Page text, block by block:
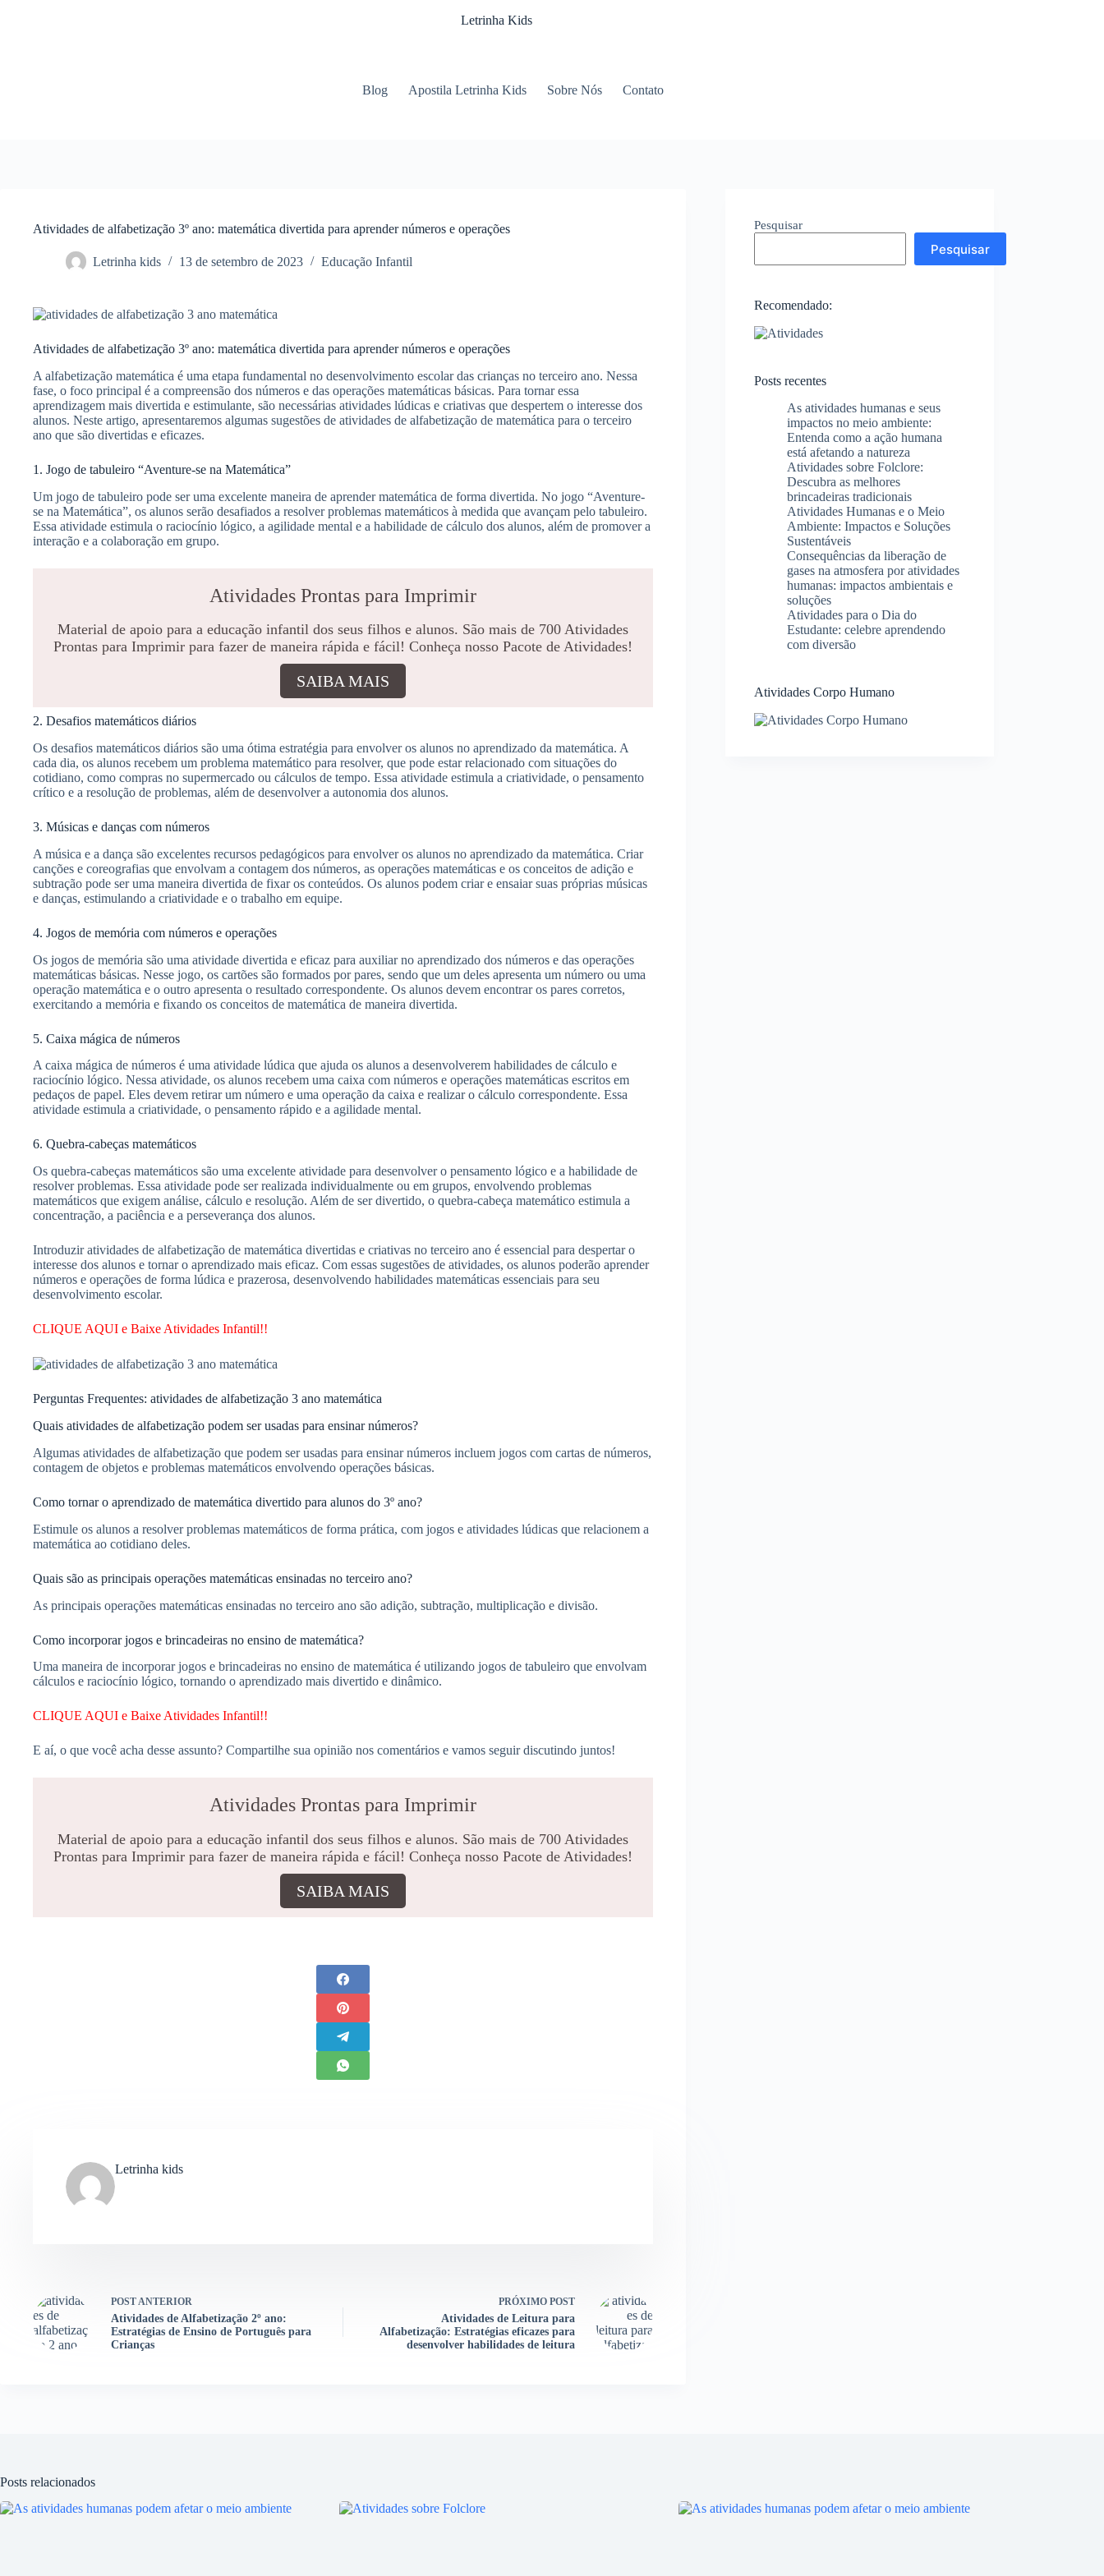
Letrinha Kids
Blog Apostila Letrinha Kids Sobre Nós Contato
Atividades de alfabetização 3º ano: matemática divertida para aprender números e operações
Letrinha kids 13 de setembro de 2023 Educação Infantil
Atividades de alfabetização 3º ano: matemática divertida para aprender números e operações
A alfabetização matemática é uma etapa fundamental no desenvolvimento escolar das crianças no terceiro ano. Nessa
fase, o foco principal é a compreensão dos números e das operações matemáticas básicas. Para tornar essa
aprendizagem mais divertida e estimulante, são necessárias atividades lúdicas e criativas que despertem o interesse dos
alunos. Neste artigo, apresentaremos algumas sugestões de atividades de alfabetização de matemática para o terceiro
ano que são divertidas e eficazes.
1. Jogo de tabuleiro “Aventure-se na Matemática”
Um jogo de tabuleiro pode ser uma excelente maneira de aprender matemática de forma divertida. No jogo “Aventure-
se na Matemática”, os alunos serão desafiados a resolver problemas matemáticos à medida que avançam pelo tabuleiro.
Essa atividade estimula o raciocínio lógico, a agilidade mental e a habilidade de cálculo dos alunos, além de promover a
interação e a colaboração em grupo.
Atividades Prontas para Imprimir
Material de apoio para a educação infantil dos seus filhos e alunos. São mais de 700 Atividades
Prontas para Imprimir para fazer de maneira rápida e fácil! Conheça nosso Pacote de Atividades!
SAIBA MAIS
2. Desafios matemáticos diários
Os desafios matemáticos diários são uma ótima estratégia para envolver os alunos no aprendizado da matemática. A
cada dia, os alunos recebem um problema matemático para resolver, que pode estar relacionado com situações do
cotidiano, como compras no supermercado ou cálculos de tempo. Essa atividade estimula a criatividade, o pensamento
crítico e a resolução de problemas, além de desenvolver a autonomia dos alunos.
3. Músicas e danças com números
A música e a dança são excelentes recursos pedagógicos para envolver os alunos no aprendizado da matemática. Criar
canções e coreografias que envolvam a contagem dos números, as operações matemáticas e os conceitos de adição e
subtração pode ser uma maneira divertida de fixar os conteúdos. Os alunos podem criar e ensaiar suas próprias músicas
e danças, estimulando a criatividade e o trabalho em equipe.
4. Jogos de memória com números e operações
Os jogos de memória são uma atividade divertida e eficaz para auxiliar no aprendizado dos números e das operações
matemáticas básicas. Nesse jogo, os cartões são formados por pares, sendo que um deles apresenta um número ou uma
operação matemática e o outro apresenta o resultado correspondente. Os alunos devem encontrar os pares corretos,
exercitando a memória e fixando os conceitos de matemática de maneira divertida.
5. Caixa mágica de números
A caixa mágica de números é uma atividade lúdica que ajuda os alunos a desenvolverem habilidades de cálculo e
raciocínio lógico. Nessa atividade, os alunos recebem uma caixa com números e operações matemáticas escritos em
pedaços de papel. Eles devem retirar um número e uma operação da caixa e realizar o cálculo correspondente. Essa
atividade estimula a criatividade, o pensamento rápido e a agilidade mental.
6. Quebra-cabeças matemáticos
Os quebra-cabeças matemáticos são uma excelente atividade para desenvolver o pensamento lógico e a habilidade de
resolver problemas. Essa atividade pode ser realizada individualmente ou em grupos, envolvendo problemas
matemáticos que exigem análise, cálculo e resolução. Além de ser divertido, o quebra-cabeça matemático estimula a
concentração, a paciência e a perseverança dos alunos.
Introduzir atividades de alfabetização de matemática divertidas e criativas no terceiro ano é essencial para despertar o
interesse dos alunos e tornar o aprendizado mais eficaz. Com essas sugestões de atividades, os alunos poderão aprender
números e operações de forma lúdica e prazerosa, desenvolvendo habilidades matemáticas essenciais para seu
desenvolvimento escolar.
CLIQUE AQUI e Baixe Atividades Infantil!!
Perguntas Frequentes: atividades de alfabetização 3 ano matemática
Quais atividades de alfabetização podem ser usadas para ensinar números?
Algumas atividades de alfabetização que podem ser usadas para ensinar números incluem jogos com cartas de números,
contagem de objetos e problemas matemáticos envolvendo operações básicas.
Como tornar o aprendizado de matemática divertido para alunos do 3º ano?
Estimule os alunos a resolver problemas matemáticos de forma prática, com jogos e atividades lúdicas que relacionem a
matemática ao cotidiano deles.
Quais são as principais operações matemáticas ensinadas no terceiro ano?
As principais operações matemáticas ensinadas no terceiro ano são adição, subtração, multiplicação e divisão.
Como incorporar jogos e brincadeiras no ensino de matemática?
Uma maneira de incorporar jogos e brincadeiras no ensino de matemática é utilizando jogos de tabuleiro que envolvam
cálculos e raciocínio lógico, tornando o aprendizado mais divertido e dinâmico.
CLIQUE AQUI e Baixe Atividades Infantil!!
E aí, o que você acha desse assunto? Compartilhe sua opinião nos comentários e vamos seguir discutindo juntos!
Atividades Prontas para Imprimir
Material de apoio para a educação infantil dos seus filhos e alunos. São mais de 700 Atividades
Prontas para Imprimir para fazer de maneira rápida e fácil! Conheça nosso Pacote de Atividades!
SAIBA MAIS
Letrinha kids
POST ANTERIOR
Atividades de Alfabetização 2º ano:
Estratégias de Ensino de Português para
Crianças
PRÓXIMO POST
Atividades de Leitura para
Alfabetização: Estratégias eficazes para
desenvolver habilidades de leitura
Pesquisar
Pesquisar
Recomendado:
Posts recentes
As atividades humanas e seus
impactos no meio ambiente:
Entenda como a ação humana
está afetando a natureza
Atividades sobre Folclore:
Descubra as melhores
brincadeiras tradicionais
Atividades Humanas e o Meio
Ambiente: Impactos e Soluções
Sustentáveis
Consequências da liberação de
gases na atmosfera por atividades
humanas: impactos ambientais e
soluções
Atividades para o Dia do
Estudante: celebre aprendendo
com diversão
Atividades Corpo Humano
Posts relacionados